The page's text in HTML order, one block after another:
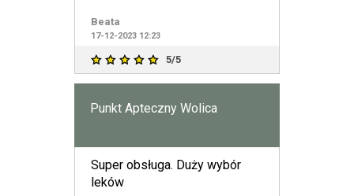
Beata
17-12-2023 12:23
5/5
Punkt Apteczny Wolica
Super obsługa. Duży wybór
leków